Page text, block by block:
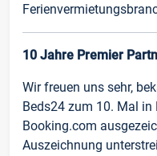
10 Jahre Premier
Wir freuen uns sehr,
Beds24 zum 10. Mal in
Booking.com
Auszeichnung